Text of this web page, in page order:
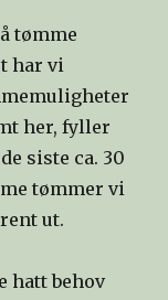
tømme
har vi
her, fyller
siste ca. 30
tømmer vi
ut.
hatt behov